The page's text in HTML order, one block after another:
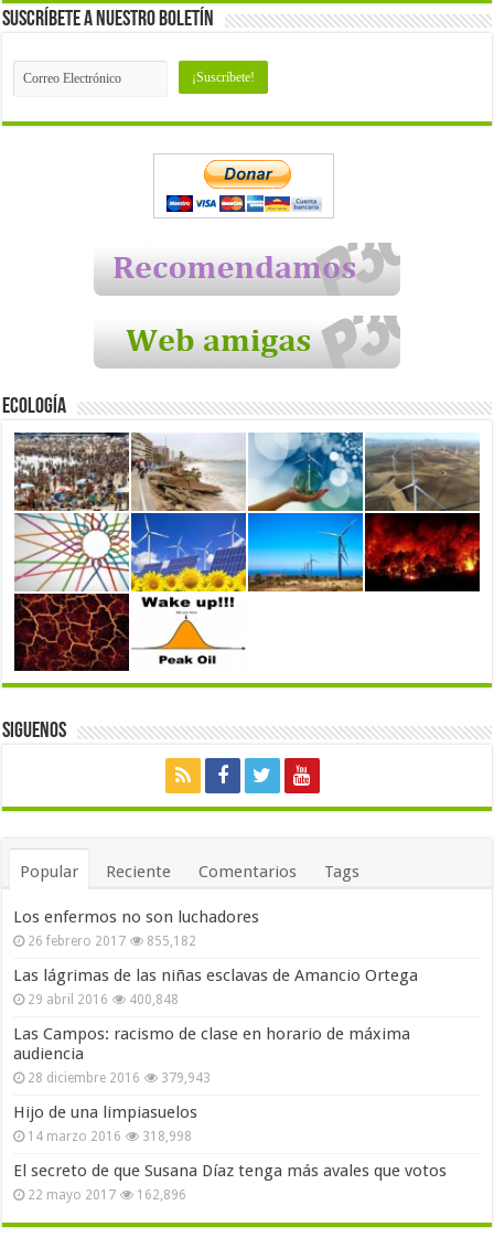
Suscríbete a nuestro Boletín
Ecología
Siguenos
Popular Reciente Comentarios Tags
Los enfermos no son luchadores
26 febrero 2017 855,182
Las lágrimas de las niñas esclavas de Amancio Ortega
29 abril 2016 400,848
Las Campos: racismo de clase en horario de máxima
audiencia
28 diciembre 2016 379,943
Hijo de una limpiasuelos
14 marzo 2016 318,998
El secreto de que Susana Díaz tenga más avales que votos
22 mayo 2017 162,896